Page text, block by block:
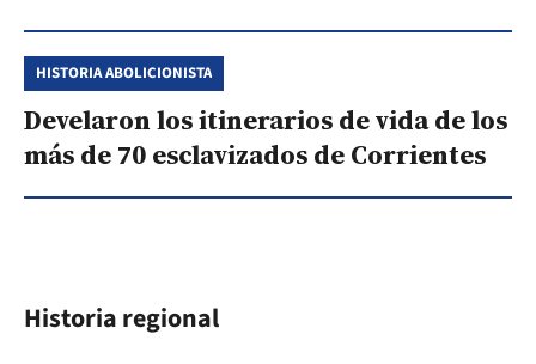
HISTORIA ABOLICIONISTA
Develaron los itinerarios de vida de los
más de 70 esclavizados de Corrientes
Historia regional